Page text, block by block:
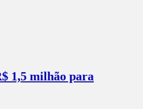
1,5 milhão para